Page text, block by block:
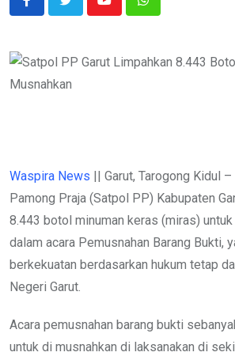
YoutubeWhatsapp
Waspira News || Garut, Tarogong Kidul
Pamong Praja (Satpol PP) Kabupaten
8.443 botol minuman keras (miras)
dalam acara Pemusnahan Barang Bukti,
berkekuatan berdasarkan hukum tetap
Negeri Garut.
Acara pemusnahan barang bukti
untuk di musnahkan di laksanakan di